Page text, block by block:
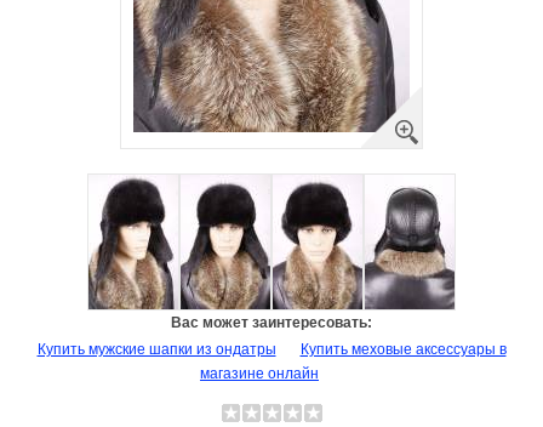
Вас может заинтересовать:
Купить мужские шапки из ондатры
Купить меховые аксессуары в
магазине онлайн